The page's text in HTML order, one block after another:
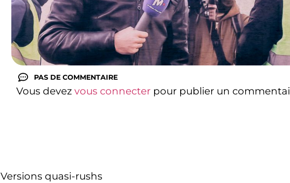
PAS DE COMMENTAIRE
Vous devez vous connecter pour publier un
Versions quasi-rushs